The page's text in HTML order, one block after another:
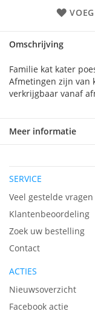
Omschrijving
Familie kat kater
Afmetingen zijn van
verkrijgbaar vanaf
Meer informatie
SERVICE
Veel gestelde vragen
Klantenbeoordeling
Zoek uw bestelling
Contact
ACTIES
Nieuwsoverzicht
Facebook actie